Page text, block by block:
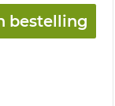
bestelling